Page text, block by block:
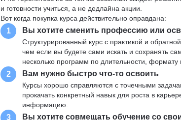
и готовности учиться, а не дедлайна акции.
Вот когда покупка курса действительно оправдана:
1 Вы хотите сменить профессию или
Структурированный курс с практикой и
чем если вы будете сами искать и сохранять
несколько программ по длительности, формату
2 Вам нужно быстро что-то освоить
Курсы хорошо справляются с точечными
прокачать конкретный навык для роста в
информацию.
3 Вы хотите совмещать обучение со